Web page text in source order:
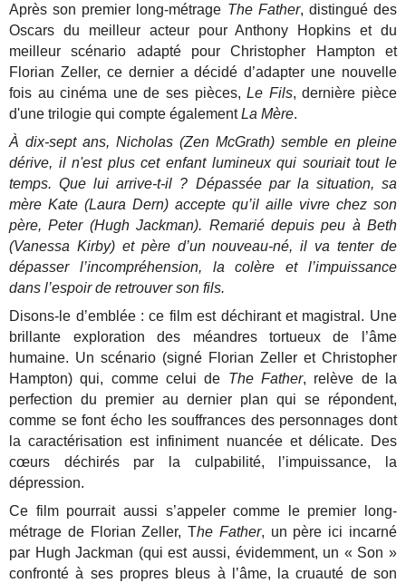
Après son premier long-métrage The Father, distingué des
Oscars du meilleur acteur pour Anthony Hopkins et du
meilleur scénario adapté pour Christopher Hampton et
Florian Zeller, ce dernier a décidé d’adapter une nouvelle
fois au cinéma une de ses pièces, Le Fils, dernière pièce
d'une trilogie qui compte égalementLa Mère.
À dix-sept ans, Nicholas (Zen McGrath) semble en pleine
dérive, il n'est plus cet enfant lumineux qui souriait tout le
temps. Que lui arrive-t-il ? Dépassée par la situation, sa
mère Kate (Laura Dern) accepte qu’il aille vivre chez son
père, Peter (Hugh Jackman). Remarié depuis peu à Beth
(Vanessa Kirby) et père d’un nouveau-né, il va tenter de
dépasser l’incompréhension, la colère et l’impuissance
dans l’espoir de retrouver son fils.
Disons-le d’emblée : ce film est déchirant et magistral. Une
brillante exploration des méandres tortueux de l’âme
humaine. Un scénario (signé Florian Zeller et Christopher
Hampton) qui, comme celui de The Father, relève de la
perfection du premier au dernier plan qui se répondent,
comme se font écho les souffrances des personnages dont
la caractérisation est infiniment nuancée et délicate. Des
cœurs déchirés par la culpabilité, l’impuissance, la
dépression.
Ce film pourrait aussi s’appeler comme le premier long-
métrage de Florian Zeller, The Father, un père ici incarné
par Hugh Jackman (qui est aussi, évidemment, un « Son »
confronté à ses propres bleus à l’âme, la cruauté de son